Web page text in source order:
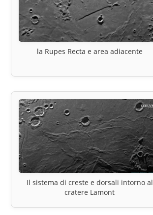
la Rupes Recta e area adiacente
Il sistema di creste e dorsali intorno al
cratere Lamont